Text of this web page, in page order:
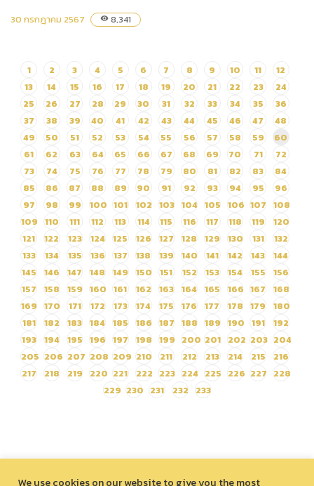
(ภาษาไทย) ประกาศ
พ.ศ.2567 จ้างที่ปรึกษา
โครงการประเมินความคุ้มค่า
เพื่อพัฒนาองค์การมหาชน
ของสำนักงานพัฒนาพิงคนคร
(องค์การมหาชน) ประจำ
ปีงบประมาณ พ.ศ.2567
30 กรกฎาคม 2567 visibility 8,341
1 2 3 4 5 6 7 8 9 10 11
12
13
14 15 16 17 18 19 20 21 22 23
24
25
26 27 28 29 30 31 32 33 34 35
36
37
38 39 40 41 42 43 44 45 46 47
48
49
50 51 52 53 54 55 56 57 58 59
60
61
62 63 64 65 66 67 68 69 70 71
72
73
74 75 76 77 78 79 80 81 82 83
84
85
86 87 88 89 90 91 92 93 94 95
96
97
98 99 100 101 102 103 104 105 106 107 108
109 110 111 112 113 114 115 116 117 118 119
120
121
122 123 124 125 126 127 128 129 130 131
132
133
134 135 136 137 138 139 140 141 142 143
144
145
146 147 148 149 150 151 152 153 154 155
156
157
158 159 160 161 162 163 164 165 166 167
168
169 170 171 172 173 174 175 176 177 178 179
180
181
182 183 184 185 186 187 188 189 190 191
192
193 194 195 196 197 198 199 200 201 202 203 204
205 206 207 208 209 210 211 212 213 214 215
216
217
218 219 220 221 222 223 224 225 226 227 228
229 230 231 232 233
We use cookies on our website to give you the most